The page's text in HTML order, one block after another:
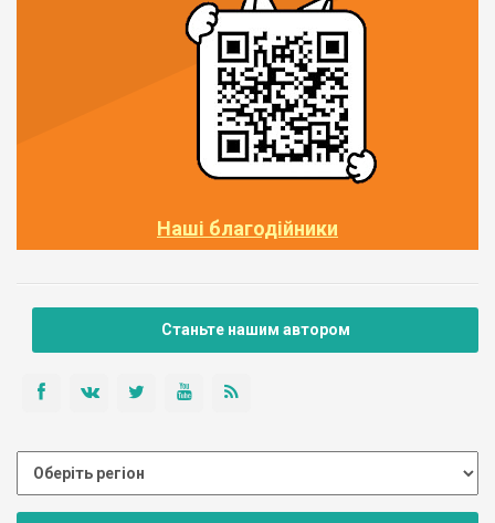
Наші благодійники
Станьте нашим автором